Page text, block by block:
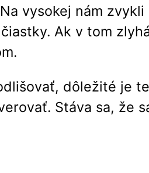
vysokej nám
Ak v tom
dôležité je
Stáva sa, že